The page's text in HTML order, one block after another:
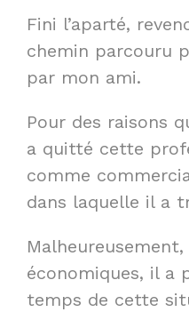
Fini l’aparté,
chemin parcouru
par mon ami.
Pour des raisons
a quitté cette
comme
dans laquelle il a
économiques, il a
temps de cette